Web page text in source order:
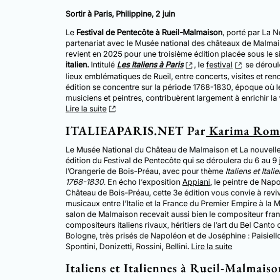
Sortir à Paris, Philippine, 2 juin
Le Festival de Pentecôte à Rueil-Malmaison, porté par La
partenariat avec le Musée national des châteaux de
revient en 2025 pour une troisième édition placée sous le
italien. Intitulé Les Italiens à Paris , lefestival
se
lieux emblématiques de Rueil, entre concerts, visites et
édition se concentre sur la période 1768-1830, époque où
musiciens et peintres, contribuèrent largement à enrichir
Lire la suite
ITALIEAPARIS.NET Par Karima
Le Musée National du Château de Malmaison et La
édition du Festival de Pentecôte qui se déroulera du 6 au 9
l’Orangerie de Bois-Préau, avec pour thème Italiens et
1768-1830. En écho l’expositionAppiani, le peintre de
Château de Bois-Préau, cette 3e édition vous convie à
musicaux entre l’Italie et la France du Premier Empire à la
salon de Malmaison recevait aussi bien le compositeur
compositeurs italiens rivaux, héritiers de l’art du Bel Canto
Bologne, très prisés de Napoléon et de Joséphine :
Spontini, Donizetti, Rossini, Bellini. Lire la suite
Italiens et Italiennes à Rueil-